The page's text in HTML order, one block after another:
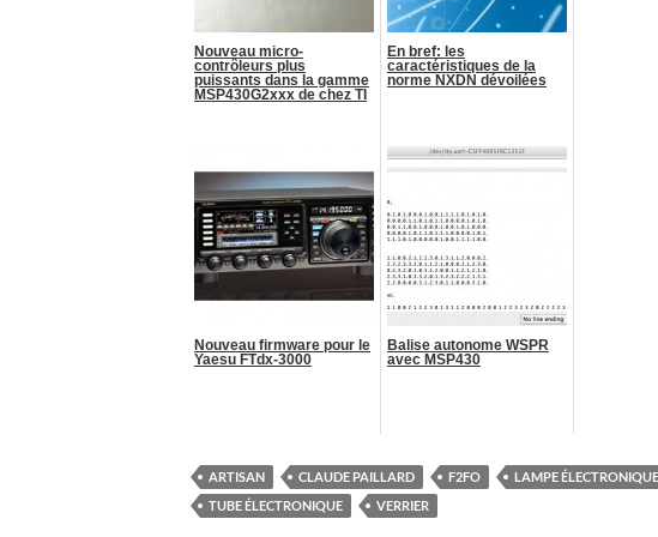
Nouveau micro-
contrôleurs plus
puissants dans la gamme
MSP430G2xxx de chez TI
En bref: les
caractéristiques de la
norme NXDN dévoilées
Nouveau firmware pour le
Yaesu FTdx-3000
Balise autonome WSPR
avec MSP430
ARTISAN CLAUDE PAILLARD F2FO LAMPE ÉLECTRONIQUE
TUBE ÉLECTRONIQUE
VERRIER